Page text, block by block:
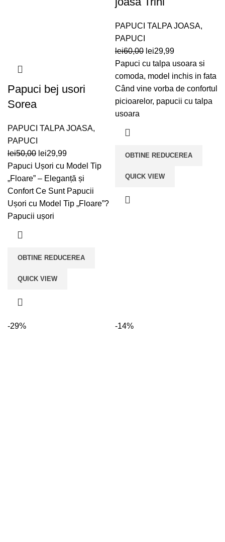
Papuci bej usori
Sorea
PAPUCI TALPA JOASA,
PAPUCI
lei50,00 Prețul
inițial
a
fost:
lei50,00.
lei29,99Prețul
curent
este:
lei29,99.
Papuci Ușori cu Model Tip
„Floare” – Eleganță și
Confort Ce Sunt Papucii
Ușori cu Model Tip „Floare”?
Papucii ușori
OBTINE REDUCEREA
QUICK VIEW
PAPUCI TALPA JOASA,
PAPUCI
lei60,00 Prețul
inițial
a
fost:
lei60,00.
lei29,99Prețul
curent
este:
lei29,99.
Papuci cu talpa usoara si
comoda, model inchis in fata
Când vine vorba de confortul
picioarelor, papucii cu talpa
usoara
OBTINE REDUCEREA
QUICK VIEW
-29% -14%